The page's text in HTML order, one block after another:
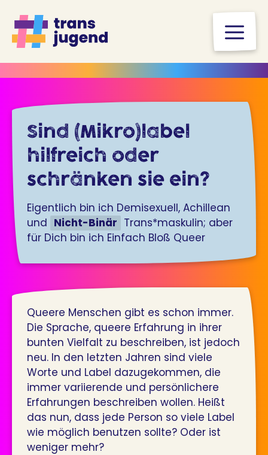
Inhalt
springen
Sind (Mikro)label
hilfreich oder
schränken sie ein?
Eigentlich bin ich Demisexuell, Achillean
und Nicht-Binär Trans*maskulin; aber
für Dich bin ich Einfach Bloß Queer
Queere Menschen gibt es schon immer.
Die Sprache, queere Erfahrung in ihrer
bunten Vielfalt zu beschreiben, ist jedoch
neu. In den letzten Jahren sind viele
Worte und Label dazugekommen, die
immer variierende und persönlichere
Erfahrungen beschreiben wollen. Heißt
das nun, dass jede Person so viele Label
wie möglich benutzen sollte? Oder ist
weniger mehr?